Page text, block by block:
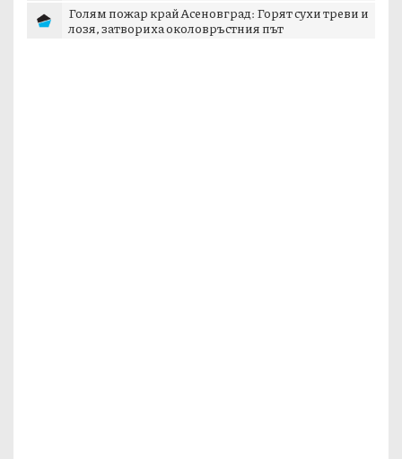
Голям пожар край Асеновград: Горят сухи треви и
лозя, затвориха околовръстния път